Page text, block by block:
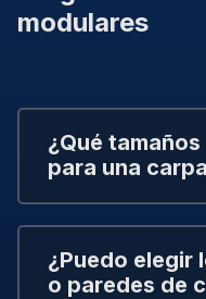
modulares
¿Qué
para una
¿Puedo elegir
o paredes de